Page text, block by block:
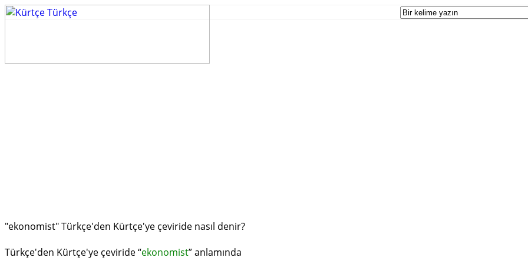
"ekonomist" Türkçe'den Kürtçe'ye çeviride nasıl denir?
Türkçe'den Kürtçe'ye çeviride “ekonomist” anlamında